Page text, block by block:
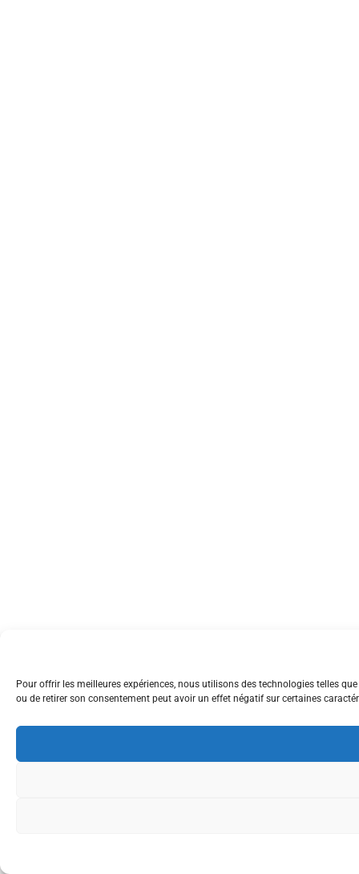
Pour offrir les meilleures expériences, nous utilisons des technologies telles
ou de retirer son consentement peut avoir un effet négatif sur certaines